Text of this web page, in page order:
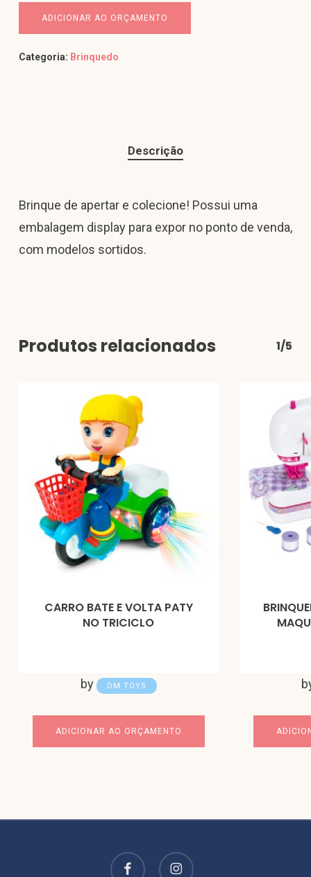
ADICIONAR AO ORÇAMENTO
Categoria: Brinquedo
Descrição
Brinque de apertar e colecione! Possui uma
embalagem display para expor no ponto de venda,
com modelos sortidos.
Produtos relacionados 1/5
CARRO BATE E VOLTA PATY
NO TRICICLO
by DM TOYS
ADICIONAR AO ORÇAMENTO
facebook instagram